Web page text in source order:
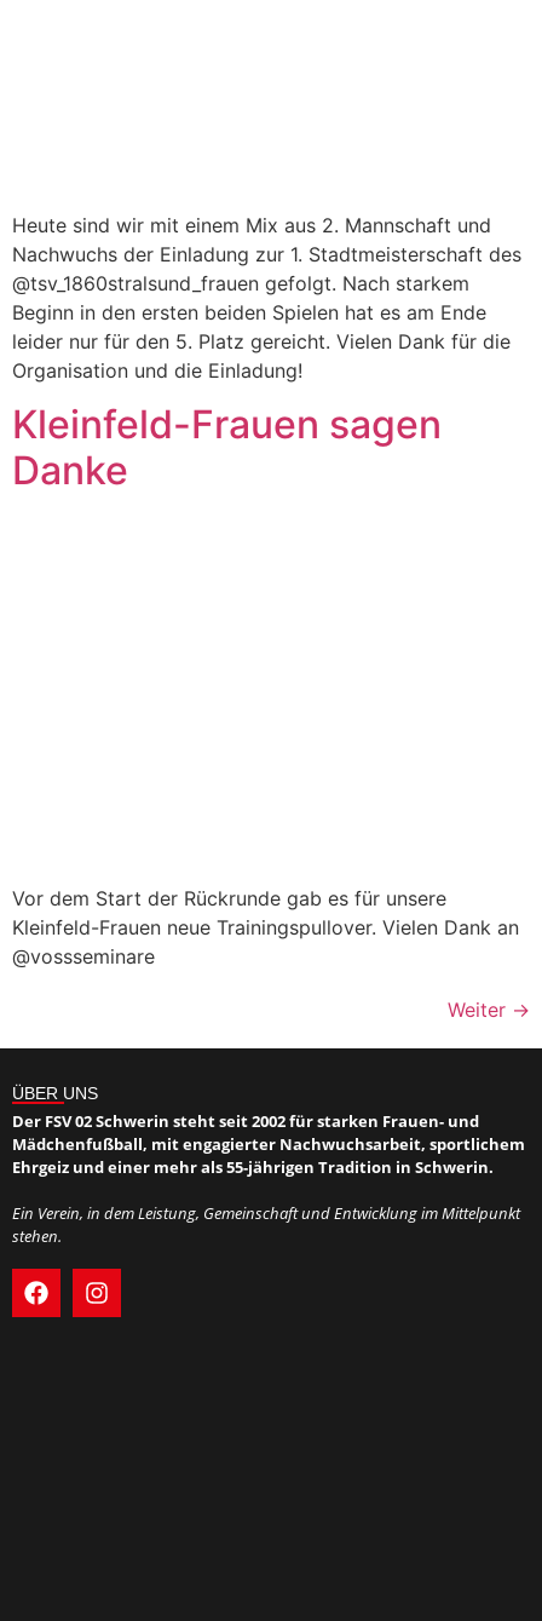
Heute sind wir mit einem Mix aus 2. Mannschaft und
Nachwuchs der Einladung zur 1. Stadtmeisterschaft des
@tsv_1860stralsund_frauen gefolgt. Nach starkem
Beginn in den ersten beiden Spielen hat es am Ende
leider nur für den 5. Platz gereicht. Vielen Dank für die
Organisation und die Einladung!
Kleinfeld-Frauen sagen
Danke
Vor dem Start der Rückrunde gab es für unsere
Kleinfeld-Frauen neue Trainingspullover. Vielen Dank an
@vossseminare
Weiter →
ÜBER UNS
Der FSV 02 Schwerin steht seit 2002 für starken Frauen- und
Mädchenfußball, mit engagierter Nachwuchsarbeit, sportlichem
Ehrgeiz und einer mehr als 55-jährigen Tradition in Schwerin.
Ein Verein, in dem Leistung, Gemeinschaft und Entwicklung im Mittelpunkt
stehen.